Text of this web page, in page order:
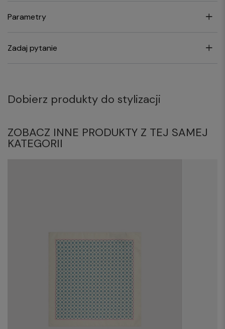
Parametry
Zadaj pytanie
Dobierz produkty do stylizacji
ZOBACZ INNE PRODUKTY Z TEJ SAMEJ
KATEGORII